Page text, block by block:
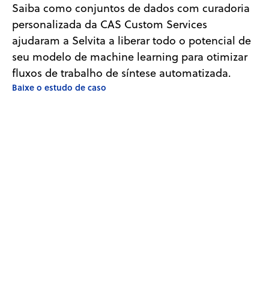
Saiba como conjuntos de dados com curadoria
personalizada da CAS Custom Services
ajudaram a Selvita a liberar todo o potencial de
seu modelo de machine learning para otimizar
fluxos de trabalho de síntese automatizada.
Baixe o estudo de caso